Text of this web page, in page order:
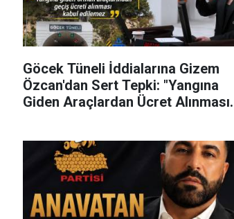
Göcek Tüneli İddialarına Gizem
Özcan'dan Sert Tepki: "Yangına
Giden Araçlardan Ücret Alınması